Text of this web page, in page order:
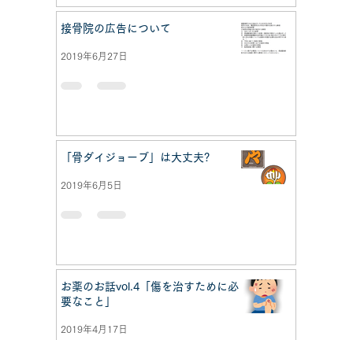
接骨院の広告について
2019年6月27日
「骨ダイジョーブ」は大丈夫?
2019年6月5日
お薬のお話vol.4「傷を治すために必
要なこと」
2019年4月17日